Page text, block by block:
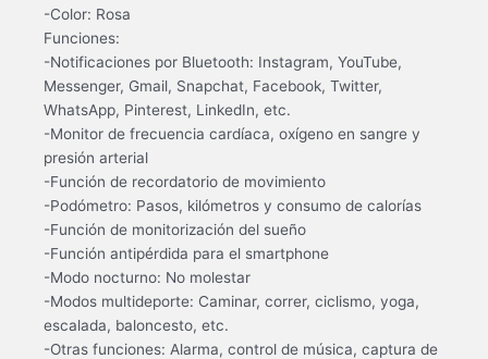
-Color: Rosa
Funciones:
-Notificaciones por Bluetooth: Instagram, YouTube,
Messenger, Gmail, Snapchat, Facebook, Twitter,
WhatsApp, Pinterest, LinkedIn, etc.
-Monitor de frecuencia cardíaca, oxígeno en sangre y
presión arterial
-Función de recordatorio de movimiento
-Podómetro: Pasos, kilómetros y consumo de calorías
-Función de monitorización del sueño
-Función antipérdida para el smartphone
-Modo nocturno: No molestar
-Modos multideporte: Caminar, correr, ciclismo, yoga,
escalada, baloncesto, etc.
-Otras funciones: Alarma, control de música, captura de